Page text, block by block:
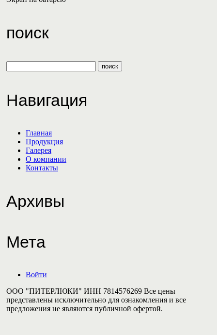
поиск
Навигация
Главная
Продукция
Галерея
О компании
Контакты
Архивы
Мета
Войти
ООО "ПИТЕРЛЮКИ" ИНН 7814576269 Все цены
представлены исключительно для ознакомления и все
предложения не являются публичной офертой.